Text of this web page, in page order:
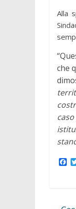
Alla
che